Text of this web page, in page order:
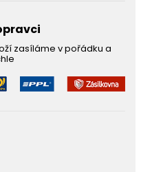
zasíláme v pořádku a